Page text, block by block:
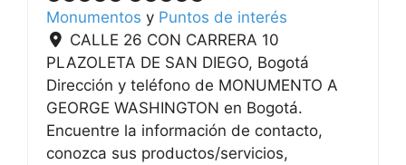
Monumentos y Puntos de interés
CALLE 26 CON CARRERA 10
PLAZOLETA DE SAN DIEGO, Bogotá
Dirección y teléfono de MONUMENTO A
GEORGE WASHINGTON en Bogotá.
Encuentre la información de contacto,
conozca sus productos/servicios,